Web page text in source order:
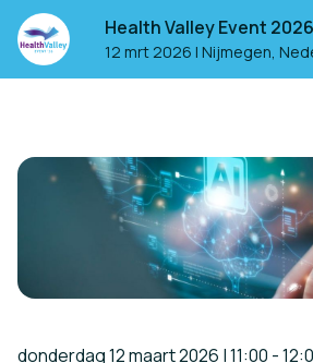
Health Valley Event 2026
12 mrt 2026 | Nijmegen,
donderdag 12 maart 2026 | 11:00 -